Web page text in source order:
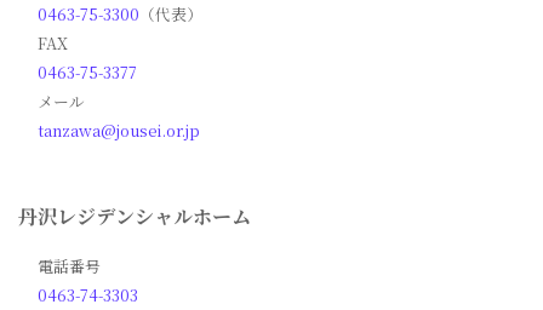
0463-75-3300 （代表）
FAX
0463-75-3377
メール
tanzawa@jousei.or.jp
丹沢レジデンシャルホーム
電話番号
0463-74-3303